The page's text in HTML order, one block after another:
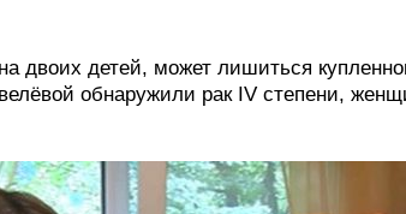
двоих детей, может лишиться
обнаружили рак IV степени,